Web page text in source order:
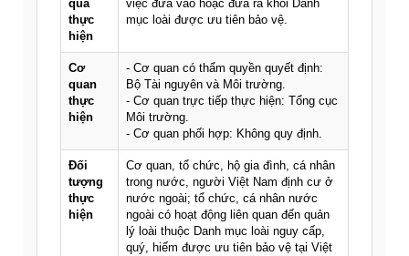
quả
thực
hiện
việc đưa vào hoặc đưa ra khỏi Danh
mục loài được ưu tiên bảo vệ.
Cơ
quan
thực
hiện
- Cơ quan có thẩm quyền quyết định:
Bộ Tài nguyên và Môi trường.
- Cơ quan trực tiếp thực hiện: Tổng cục
Môi trường.
- Cơ quan phối hợp: Không quy định.
Đối
tượng
thực
hiện
Cơ quan, tổ chức, hộ gia đình, cá nhân
trong nước, người Việt Nam định cư ở
nước ngoài; tổ chức, cá nhân nước
ngoài có hoạt động liên quan đến quản
lý loài thuộc Danh mục loài nguy cấp,
quý, hiếm được ưu tiên bảo vệ tại Việt